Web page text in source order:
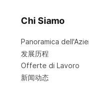
Chi Siamo
Panoramica
发展历程
Offerte di Lavoro
新闻动态